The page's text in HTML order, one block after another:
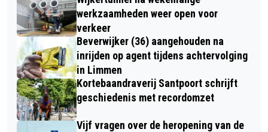
FOTOGRAFIECENTRUM ISOO IN
BEVERWIJK
'VLIEGANGSTFESTIVAL'
werkzaamheden weer open voor
verkeer
Beverwijker (36) aangehouden na
inrijden op agent tijdens achtervolging
in Limmen
Kortebaandraverij Santpoort schrijft
geschiedenis met recordomzet
Vijf vragen over de heropening van de